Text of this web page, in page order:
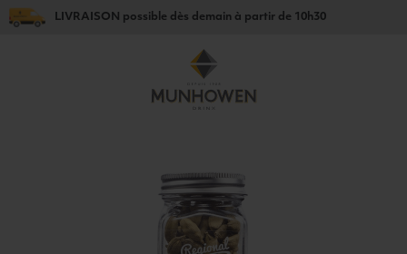
LIVRAISON possible dès demain à partir de 10h30